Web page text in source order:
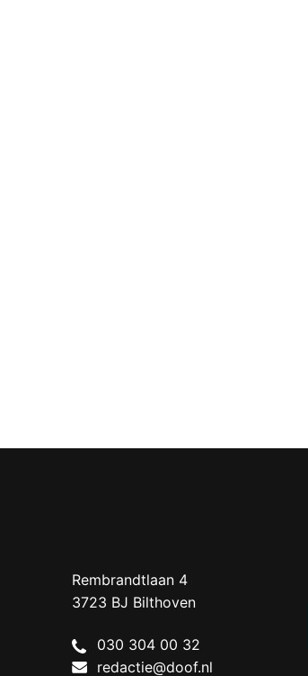
Doof.nl
work
Rembrandtlaan 4
3723 BJ Bilthoven
Netherlands
030 304 00 32
redactie@doof.nl